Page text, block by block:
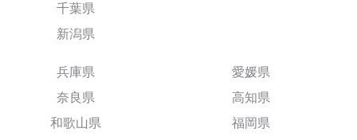
千葉県
新潟県
兵庫県
奈良県
和歌山県
愛媛県
高知県
福岡県